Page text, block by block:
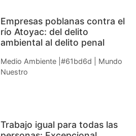
Empresas poblanas contra el
río Atoyac: del delito
ambiental al delito penal
Medio Ambiente |#61bd6d | Mundo
Nuestro
Trabajo igual para todas las